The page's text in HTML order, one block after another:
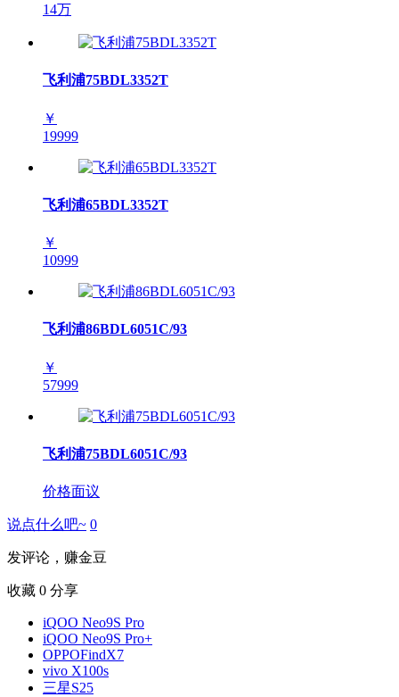
14万
飞利浦75BDL3352T
￥
19999
飞利浦65BDL3352T
￥
10999
飞利浦86BDL6051C/93
￥
57999
飞利浦75BDL6051C/93
价格面议
说点什么吧~ 0
发评论，赚金豆
收藏 0 分享
iQOO Neo9S Pro
iQOO Neo9S Pro+
OPPOFindX7
vivo X100s
三星S25